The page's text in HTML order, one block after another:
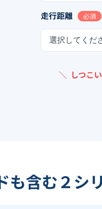
走行距離 必須
選択してくだ
＼ しつこ
も含む２シ